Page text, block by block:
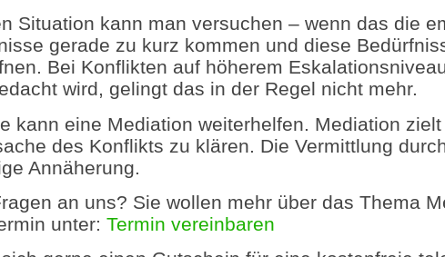
Situation kann man versuchen – wenn das die
gerade zu kurz kommen und diese
Bei Konflikten auf höherem
wird, gelingt das in der Regel nicht mehr.
kann eine Mediation weiterhelfen. Mediation
des Konflikts zu klären. Die Vermittlung
Annäherung.
an uns? Sie wollen mehr über das Thema
unter: Termin vereinbaren